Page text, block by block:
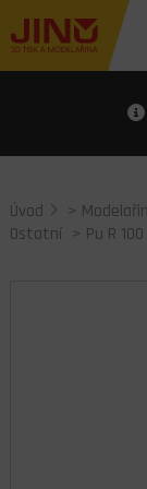
Úvod >
Ostatní > Pu R